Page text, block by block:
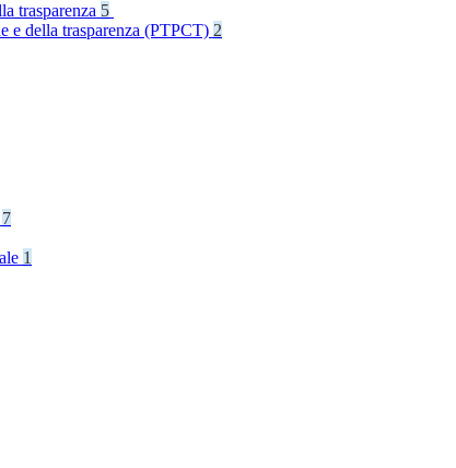
trasparenza 5
e della trasparenza (PTPCT) 2
7
1